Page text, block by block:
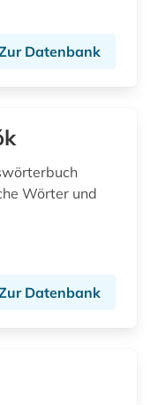
Datenbank
Wörter und
Datenbank